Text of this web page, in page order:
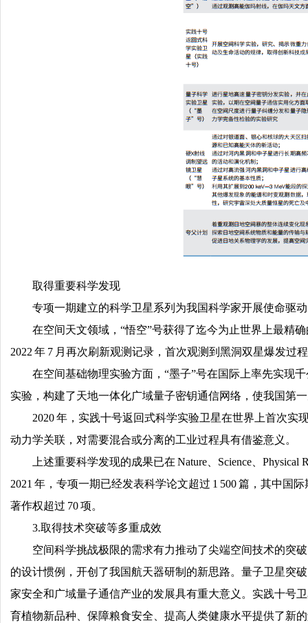
取得重要科学发现
专项一期建立的科学卫星系列为我国科学家开展使命驱
在空间天文领域，“悟空”号获得了迄今为止世界上最精
2022 年 7 月再次刷新观测记录，首次观测到黑洞双星爆发过
在空间基础物理实验方面，“墨子”号在国际上率先实现
实验，构建了天地一体化广域量子密钥通信网络，使我国第
2020 年，实践十号返回式科学实验卫星在世界上首次
动力学关联，对需要混合或分离的工业过程具有借鉴意义。
上述重要科学发现的成果已在 Nature、Science、
2021 年，专项一期已经发表科学论文超过 1 500 篇，其中国
著作权超过 70 项。
3.取得技术突破等多重成效
空间科学挑战极限的需求有力推动了尖端空间技术的突
的设计惯例，开创了我国航天器研制的新思路。量子卫星突
家安全和广域量子通信产业的发展具有重大意义。实践十号
育植物新品种、保障粮食安全、提高人类健康水平提供了新